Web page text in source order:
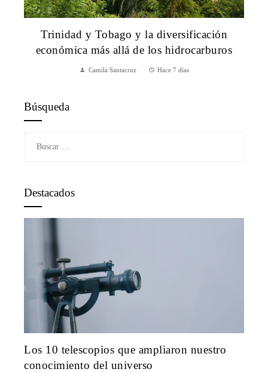
Trinidad y Tobago y la diversificación
económica más allá de los hidrocarburos
Camila Santacruz Hace 7 días
Búsqueda
Destacados
Los 10 telescopios que ampliaron nuestro
conocimiento del universo